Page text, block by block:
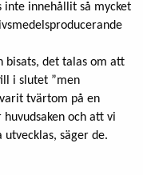
inte innehållit så mycket
bisats, det talas om att
i slutet ”men
tvärtom på en
och att vi
säger de.